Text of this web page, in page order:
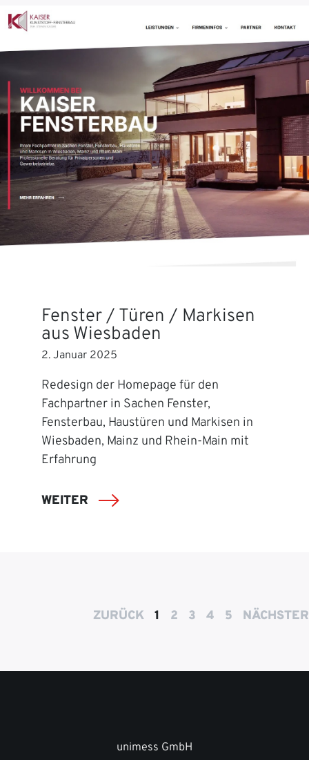
Fenster / Türen / Markisen
aus Wiesbaden
2. Januar 2025
Redesign der Homepage für den
Fachpartner in Sachen Fenster,
Fensterbau, Haustüren und Markisen in
Wiesbaden, Mainz und Rhein-Main mit
Erfahrung
WEITER
ZURÜCK 1 2 3 4 5 NÄCHSTER
unimess GmbH